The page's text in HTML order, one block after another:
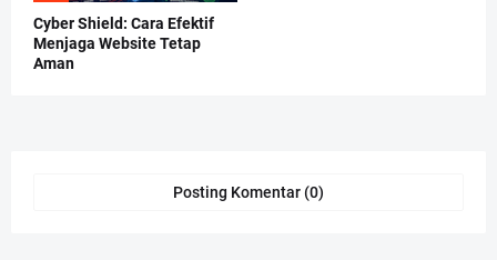
Cyber Shield: Cara Efektif
Menjaga Website Tetap
Aman
Posting Komentar (0)